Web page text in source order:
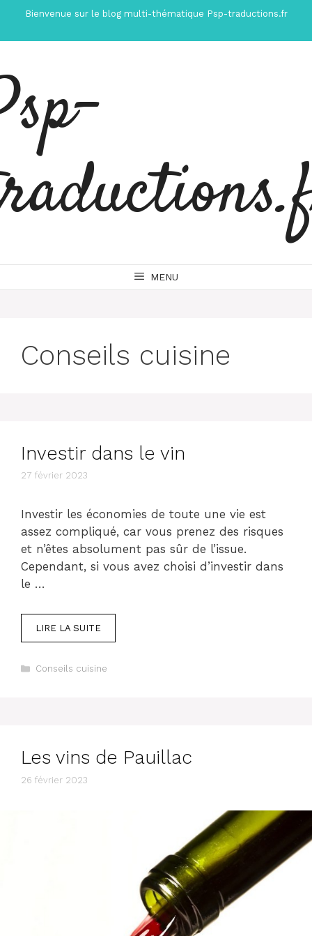
contenu
Bienvenue sur le blog multi-thématique Psp-traductions.fr
MENU
Conseils cuisine
Investir dans le vin
27 février 2023
Investir les économies de toute une vie est
assez compliqué, car vous prenez des risques
et n’êtes absolument pas sûr de l’issue.
Cependant, si vous avez choisi d’investir dans
le …
LIRE LA SUITE
Catégories
Conseils cuisine
Les vins de Pauillac
26 février 2023